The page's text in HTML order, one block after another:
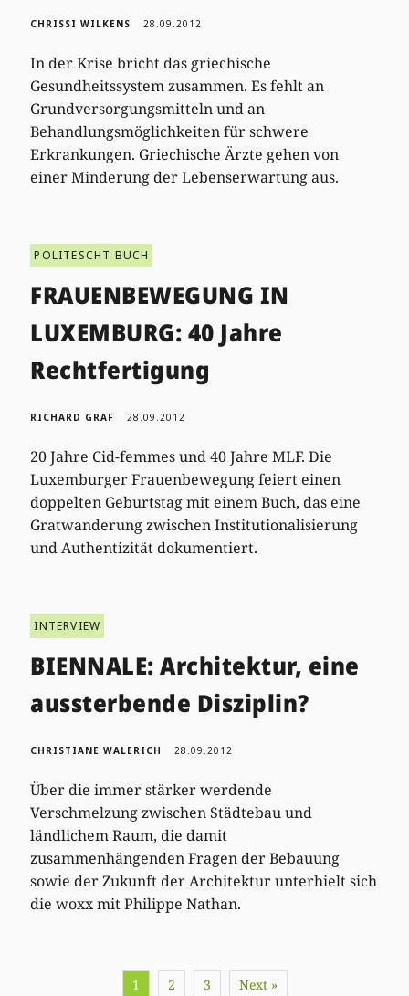
CHRISSI WILKENS 28.09.2012
In der Krise bricht das griechische
Gesundheitssystem zusammen. Es fehlt an
Grundversorgungsmitteln und an
Behandlungsmöglichkeiten für schwere
Erkrankungen. Griechische Ärzte gehen von
einer Minderung der Lebenserwartung aus.
POLITESCHT BUCH
FRAUENBEWEGUNG IN
LUXEMBURG: 40 Jahre
Rechtfertigung
RICHARD GRAF 28.09.2012
20 Jahre Cid-femmes und 40 Jahre MLF. Die
Luxemburger Frauenbewegung feiert einen
doppelten Geburtstag mit einem Buch, das eine
Gratwanderung zwischen Institutionalisierung
und Authentizität dokumentiert.
INTERVIEW
BIENNALE: Architektur, eine
aussterbende Disziplin?
CHRISTIANE WALERICH 28.09.2012
Über die immer stärker werdende
Verschmelzung zwischen Städtebau und
ländlichem Raum, die damit
zusammenhängenden Fragen der Bebauung
sowie der Zukunft der Architektur unterhielt sich
die woxx mit Philippe Nathan.
1 2 3 Next »